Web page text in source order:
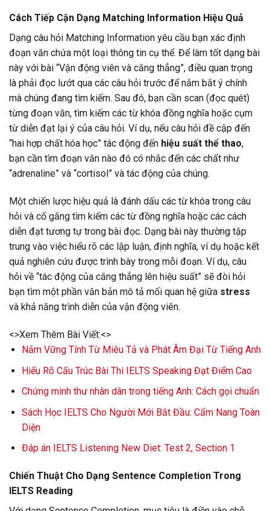
Cách Tiếp Cận Dạng Matching Information Hiệu Quả
Dạng câu hỏi Matching Information yêu cầu bạn xác định
đoạn văn chứa một loại thông tin cụ thể. Để làm tốt dạng bài
này với bài “Vận động viên và căng thẳng”, điều quan trọng
là phải đọc lướt qua các câu hỏi trước để nắm bắt ý chính
mà chúng đang tìm kiếm. Sau đó, bạn cần scan (đọc quét)
từng đoạn văn, tìm kiếm các từ khóa đồng nghĩa hoặc cụm
từ diễn đạt lại ý của câu hỏi. Ví dụ, nếu câu hỏi đề cập đến
“hai hợp chất hóa học” tác động đến hiệu suất thể thao,
bạn cần tìm đoạn văn nào đó có nhắc đến các chất như
“adrenaline” và “cortisol” và tác động của chúng.
Một chiến lược hiệu quả là đánh dấu các từ khóa trong câu
hỏi và cố gắng tìm kiếm các từ đồng nghĩa hoặc các cách
diễn đạt tương tự trong bài đọc. Dạng bài này thường tập
trung vào việc hiểu rõ các lập luận, định nghĩa, ví dụ hoặc kết
quả nghiên cứu được trình bày trong mỗi đoạn. Ví dụ, câu
hỏi về “tác động của căng thẳng lên hiệu suất” sẽ đòi hỏi
bạn tìm một phần văn bản mô tả mối quan hệ giữa stress
và khả năng trình diễn của vận động viên.
<>Xem Thêm Bài Viết:<>
Nắm Vững Tính Từ Miêu Tả và Phát Âm Đại Từ Tiếng Anh
Hiểu Rõ Cấu Trúc Bài Thi IELTS Speaking Đạt Điểm Cao
Chứng minh thư nhân dân trong tiếng Anh: Cách gọi chuẩn
Sách Học IELTS Cho Người Mới Bắt Đầu: Cẩm Nang Toàn
Diện
Đáp án IELTS Listening New Diet: Test 2, Section 1
Chiến Thuật Cho Dạng Sentence Completion Trong
IELTS Reading